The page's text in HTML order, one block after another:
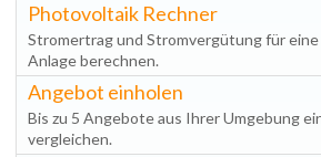
Photovoltaik Rechner
Stromertrag und Stromvergütung für eine
Anlage berechnen.
Angebot einholen
Bis zu 5 Angebote aus Ihrer Umgebung
vergleichen.